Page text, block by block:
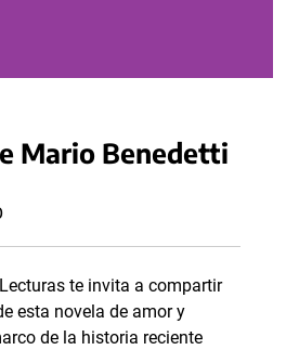
Mario Benedetti
te invita a compartir
esta novela de amor y
de la historia reciente